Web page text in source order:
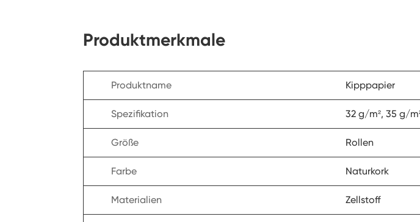
Produktmerkmale
Produktname Kipppapier
Spezifikation 32 g/m², 35 g/
Größe Rollen
Farbe Naturkork
Materialien Zellstoff